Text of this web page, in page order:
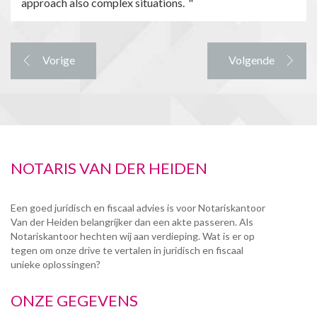
approach also complex situations.
Vorige Volgende
NOTARIS VAN DER HEIDEN
Een goed juridisch en fiscaal advies is voor Notariskantoor
Van der Heiden belangrijker dan een akte passeren. Als
Notariskantoor hechten wij aan verdieping. Wat is er op
tegen om onze drive te vertalen in juridisch en fiscaal
unieke oplossingen?
ONZE GEGEVENS